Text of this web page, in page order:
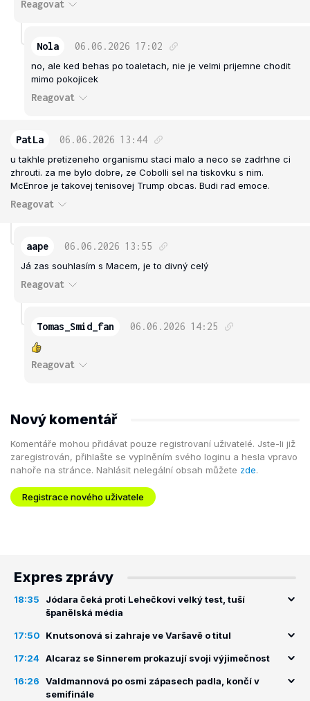
Reagovat
Nola 06.06.2026 17:02
no, ale ked behas po toaletach, nie je velmi prijemne chodit
mimo pokojicek
Reagovat
PatLa 06.06.2026 13:44
u takhle pretizeneho organismu staci malo a neco se zadrhne ci
zhrouti. za me bylo dobre, ze Cobolli sel na tiskovku s nim.
McEnroe je takovej tenisovej Trump obcas. Budi rad emoce.
Reagovat
aape 06.06.2026 13:55
Já zas souhlasím s Macem, je to divný celý
Reagovat
Tomas_Smid_fan 06.06.2026 14:25
Reagovat
Nový komentář
Komentáře mohou přidávat pouze registrovaní uživatelé. Jste-li již
zaregistrován, přihlašte se vyplněním svého loginu a hesla vpravo
nahoře na stránce. Nahlásit nelegální obsah můžete zde.
Registrace nového uživatele
Expres zprávy
18:35
Jódara čeká proti Lehečkovi velký test, tuší
španělská média
17:50 Knutsonová si zahraje ve Varšavě o titul
17:24 Alcaraz se Sinnerem prokazují svoji výjimečnost
16:26
Valdmannová po osmi zápasech padla, končí v
semifinále